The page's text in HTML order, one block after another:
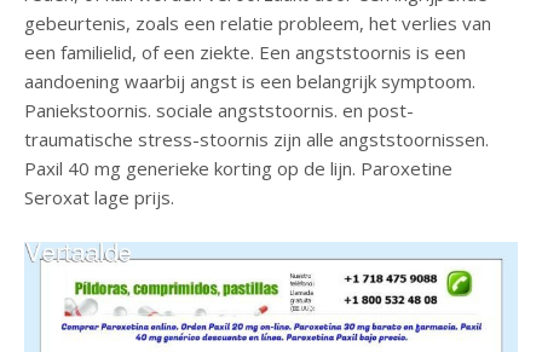
gebeurtenis, zoals een relatie probleem, het verlies van
een familielid, of een ziekte. Een angststoornis is een
aandoening waarbij angst is een belangrijk symptoom.
Paniekstoornis. sociale angststoornis. en post-
traumatische stress-stoornis zijn alle angststoornissen.
Paxil 40 mg generieke korting op de lijn. Paroxetine
Seroxat lage prijs.